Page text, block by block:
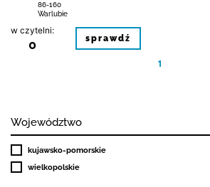
86-160
Warlubie
w czytelni:
0 sprawdź
1
Województwo
kujawsko-pomorskie
wielkopolskie